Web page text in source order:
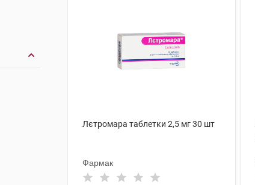
Лєтромара таблетки 2,5 мг 30 шт
Фармак